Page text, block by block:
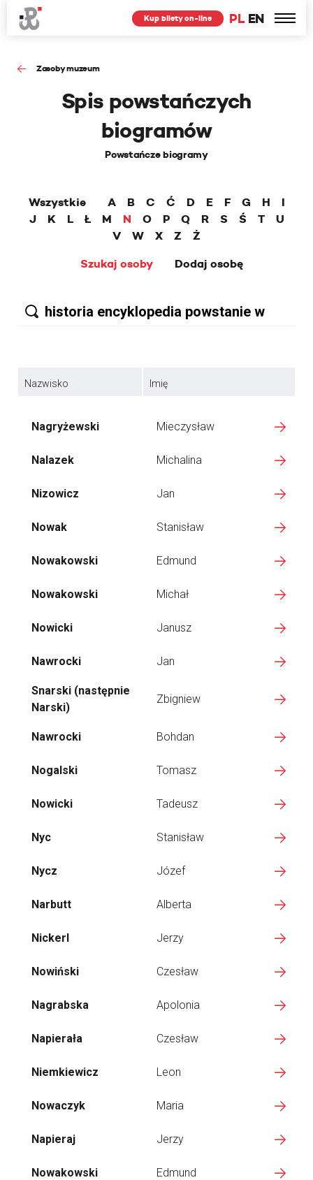
PL EN
Kup bilety on-line
Zasoby muzeum
Spis powstańczych
biogramów
Powstańcze biogramy
Wszystkie A B C Ć D E F G H
I
J
K L Ł M N O P Q R S Ś T
U
V
W X Z
Ż
Szukaj osoby
Dodaj osobę
Nazwisko Imię
Nagryżewski Mieczysław
Nalazek Michalina
Nizowicz Jan
Nowak Stanisław
Nowakowski Edmund
Nowakowski Michał
Nowicki Janusz
Nawrocki Jan
Snarski (następnie
Narski)
Zbigniew
Nawrocki Bohdan
Nogalski Tomasz
Nowicki Tadeusz
Nyc Stanisław
Nycz Józef
Narbutt Alberta
Nickerl Jerzy
Nowiński Czesław
Nagrabska Apolonia
Napierała Czesław
Niemkiewicz Leon
Nowaczyk Maria
Napieraj Jerzy
Nowakowski Edmund